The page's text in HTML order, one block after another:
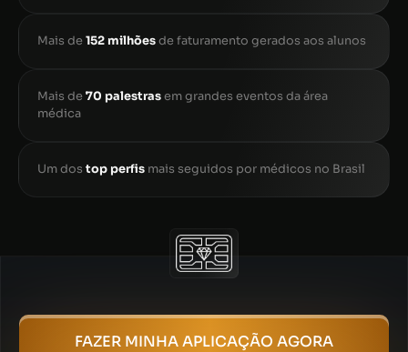
Mais de 152 milhõesde faturamento gerados aos alunos
Mais de 70 palestrasem grandes eventos da área
médica
Um dos top perfis mais seguidos por médicos no Brasil
FAZER MINHA APLICAÇÃO AGORA